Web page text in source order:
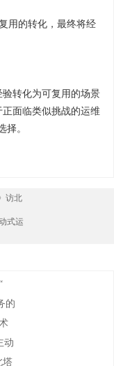
用的转化，最终将经
转化为可复用的场景
面临类似挑战的运维
择。
访北
式运
的
动
塔